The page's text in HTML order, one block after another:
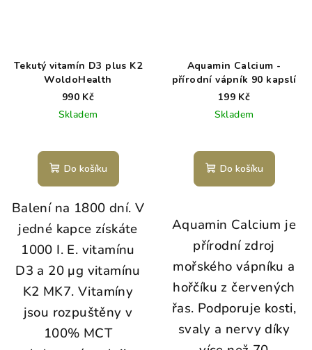
Tekutý vitamín D3 plus K2
WoldoHealth
990 Kč
Skladem
Do košíku
Balení na 1800 dní. V
jedné kapce získáte
1000 I. E. vitamínu
D3 a 20 μg vitamínu
K2 MK7. Vitamíny
jsou rozpuštěny v
100% MCT
Aquamin Calcium -
přírodní vápník 90 kapslí
199 Kč
Skladem
Do košíku
Aquamin Calcium je
přírodní zdroj
mořského vápníku a
hořčíku z červených
řas. Podporuje kosti,
svaly a nervy díky